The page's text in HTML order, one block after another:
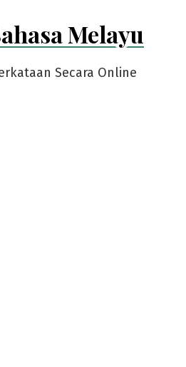
Melayu
Secara Online